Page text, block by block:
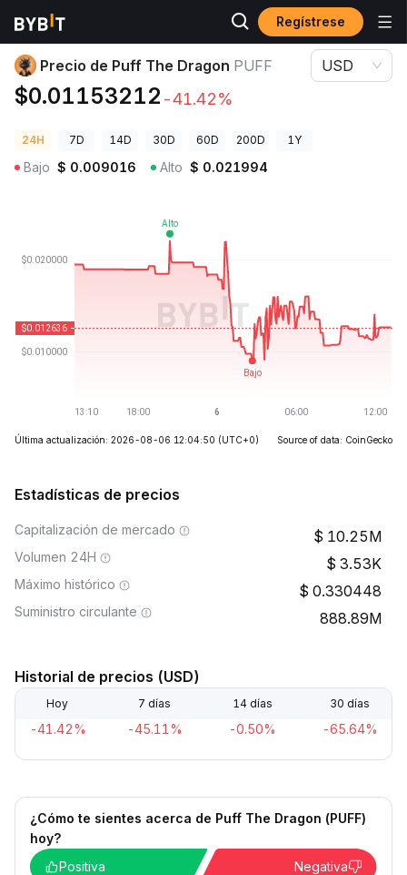
Regístrese
Precios de Criptomonedas Precio de Puff The Dragon PUFF
Precio de Puff The Dragon PUFF
$0.01153212 -41.42%
USD
24H 7D 14D 30D 60D 200D 1Y
Bajo $ 0.009016 Alto $ 0.021994
Última actualización: 2026-08-06 12:04:50 (UTC+0) Source of data: CoinGecko
Estadísticas de precios
Capitalización de mercado 10.25M
Volumen 24H 3.53K
Máximo histórico 0.330448
Suministro circulante 888.89M
Historial de precios (USD)
Hoy 7 días 14 días 30 días
-41.42% -45.11% -0.50% -65.64%
¿Cómo te sientes acerca de Puff The Dragon (PUFF)
hoy?
Positiva
Negativa